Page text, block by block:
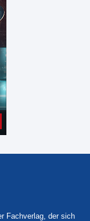
Fachverlag, der sich